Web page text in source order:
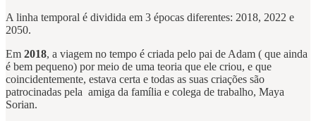
A linha temporal é dividida em 3 épocas diferentes: 2018, 2022 e
2050.
Em 2018, a viagem no tempo é criada pelo pai de Adam ( que ainda
é bem pequeno) por meio de uma teoria que ele criou, e que
coincidentemente, estava certa e todas as suas criações são
patrocinadas pela amiga da família e colega de trabalho, Maya
Sorian.